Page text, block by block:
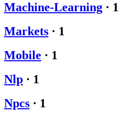
Machine-Learning · 1
Markets · 1
Mobile · 1
Nlp · 1
Npcs · 1